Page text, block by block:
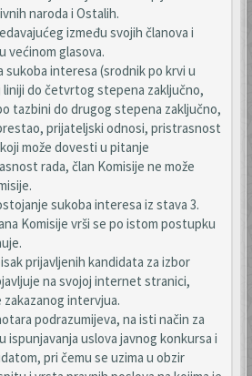
naroda i Ostalih.
između svojih članova i
većinom glasova.
sukoba interesa (srodnik po krvi u
liniji do četvrtog stepena zaključno,
tazbini do drugog stepena zaključno,
prijateljski odnosi, pristrasnost
može dovesti u pitanje
rada, član Komisije ne može
sukoba interesa iz stava 3.
Komisije vrši se po istom postupku
prijavljenih kandidata za izbor
na svojoj internet stranici,
intervjua.
podrazumijeva, na isti način za
ispunjavanja uslova javnog konkursa i
pri čemu se uzima u obzir